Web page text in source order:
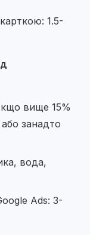
1.5-
вище 15%
занадто
вода,
Ads: 3-